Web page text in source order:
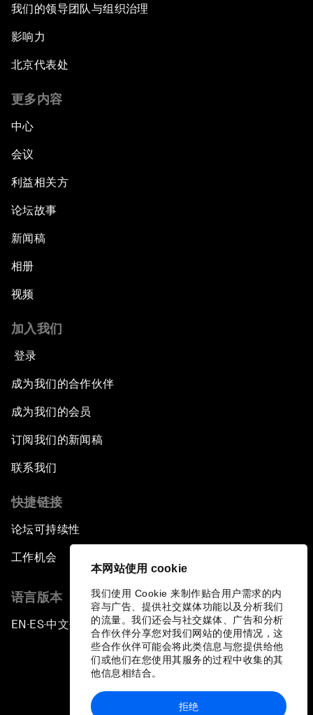
本网站使用 cookie
我们使用 Cookie 来制作贴合用户需求的内
容与广告、提供社交媒体功能以及分析我们
的流量。我们还会与社交媒体、广告和分析
合作伙伴分享您对我们网站的使用情况，这
些合作伙伴可能会将此类信息与您提供给他
们或他们在您使用其服务的过程中收集的其
他信息相结合。
拒绝
我们的领导团队与组织治理
影响力
北京代表处
更多内容
中心
会议
利益相关方
论坛故事
新闻稿
相册
视频
加入我们
登录
成为我们的合作伙伴
成为我们的会员
订阅我们的新闻稿
联系我们
快捷链接
论坛可持续性
工作机会
语言版本
EN ▪ES▪中文▪ 日本語